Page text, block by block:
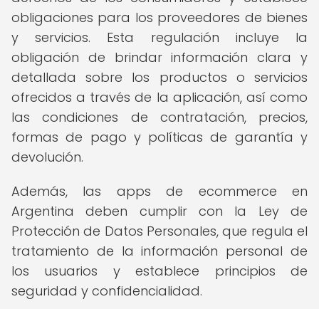
obligaciones para los proveedores de bienes
y servicios. Esta regulación incluye la
obligación de brindar información clara y
detallada sobre los productos o servicios
ofrecidos a través de la aplicación, así como
las condiciones de contratación, precios,
formas de pago y políticas de garantía y
devolución.
Además, las apps de ecommerce en
Argentina deben cumplir con la Ley de
Protección de Datos Personales, que regula el
tratamiento de la información personal de
los usuarios y establece principios de
seguridad y confidencialidad.